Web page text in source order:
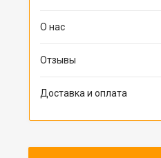
О нас
Отзывы
Доставка и оплата